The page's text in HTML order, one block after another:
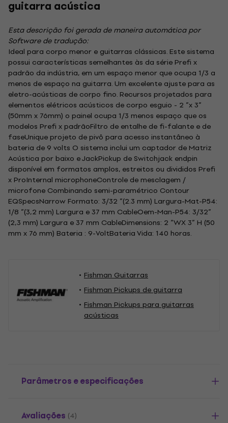
guitarra acústica
Esta descrição foi gerada de maneira automática por
Software de tradução:
Ideal para corpo menor e guitarras clássicas. Este sistema
possui características semelhantes às da série Prefi x
padrão da indústria, em um espaço menor que ocupa 1/3 a
menos de espaço na guitarra. Um excelente ajuste para as
eletro-acústicas de corpo fino. Recursos projetados para
elementos elétricos acústicos de corpo esguio - 2 ”x 3”
(50mm x 76mm) o painel ocupa 1/3 menos espaço que os
modelos Prefi x padrãoFiltro de entalhe de fi-falante e de
faseUnique projeto de pivô para acesso instantâneo à
bateria de 9 volts O sistema inclui um captador de Matriz
Acústica por baixo e JackPickup de Switchjack endpin
disponível em formatos amplos, estreitos ou divididos Prefi
x ProInternal microphoneControle de mesclagem /
microfone Combinando semi-paramétrico Contour
EQSpecsNarrow Formato: 3/32 ”(2.3 mm) Largura-Mat-P54:
1/8 ”(3,2 mm) Largura e 37 mm CableOem-Man-P54: 3/32”
(2,3 mm) Largura e 37 mm CableDimensions: 2 ”WX 3” H (50
mm x 76 mm) Bateria : 9-VoltBateria Vida: 140 horas.
Fishman Guitarras
Fishman Pickups de guitarra
Fishman Pickups para guitarras
acústicas
Parâmetros e especificações
Avaliações (4)